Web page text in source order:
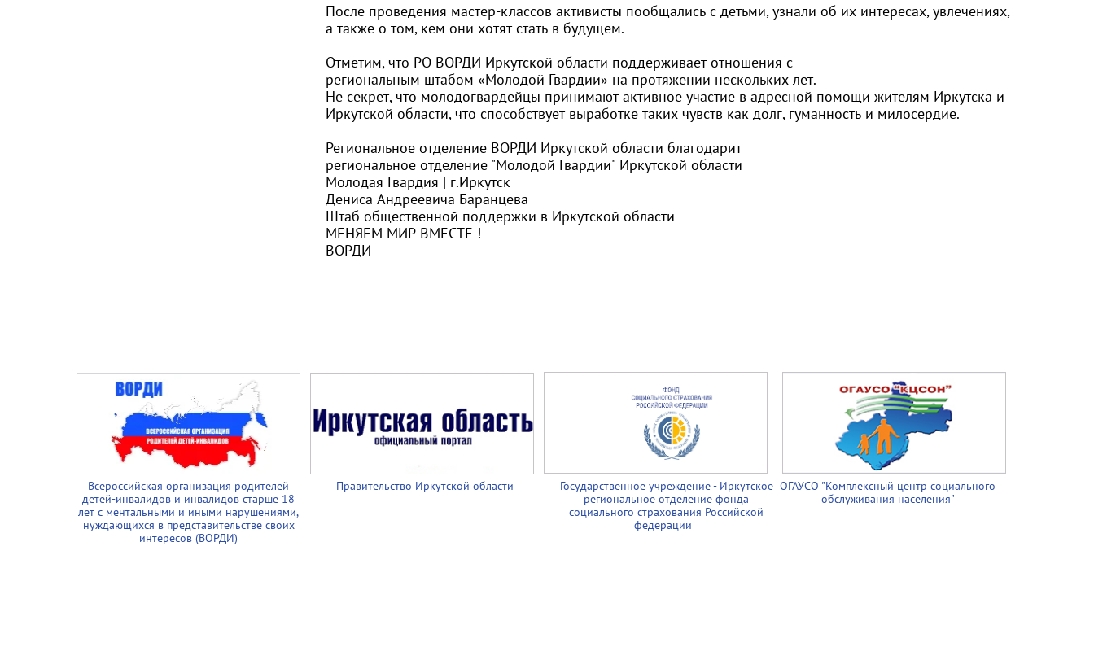
После проведения мастер-классов активисты пообщались с детьми, узнали об их интересах, увлечениях,
а также о том, кем они хотят стать в будущем.
Отметим, что РО ВОРДИ Иркутской области поддерживает отношения с
региональным штабом «Молодой Гвардии» на протяжении нескольких лет.
Не секрет, что молодогвардейцы принимают активное участие в адресной помощи жителям Иркутска и
Иркутской области, что способствует выработке таких чувств как долг, гуманность и милосердие.
Региональное отделение ВОРДИ Иркутской области благодарит
региональное отделение "Молодой Гвардии" Иркутской области
Молодая Гвардия | г.Иркутск
Дениса Андреевича Баранцева
Штаб общественной поддержки в Иркутской области
МЕНЯЕМ МИР ВМЕСТЕ !
ВОРДИ
Всероссийская организация родителей
детей-инвалидов и инвалидов старше 18
лет с ментальными и иными нарушениями,
нуждающихся в представительстве своих
интересов (ВОРДИ)
Правительство Иркутской области
Государственное учреждение - Иркутское
региональное отделение фонда
социального страхования Российской
федерации
ОГАУСО "Комплексный центр социального
обслуживания населения"